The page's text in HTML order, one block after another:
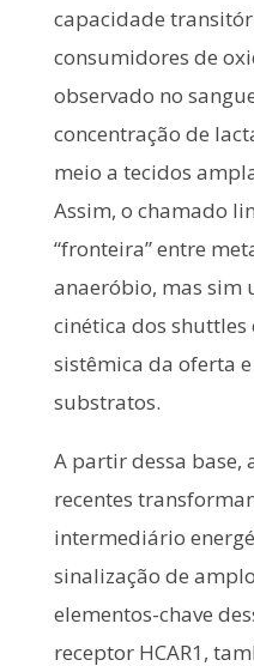
capacidade
consumidores de
observado no
concentração de
meio a tecidos
Assim, o chamado
“fronteira” entre
anaeróbio, mas sim
cinética dos shuttles
sistêmica da oferta
substratos.
A partir dessa base,
recentes
intermediário
sinalização de
elementos-chave
receptor HCAR1,